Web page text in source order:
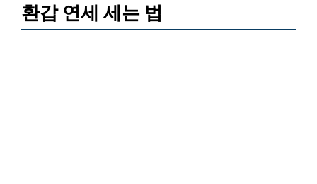
환갑 연세 세는 법